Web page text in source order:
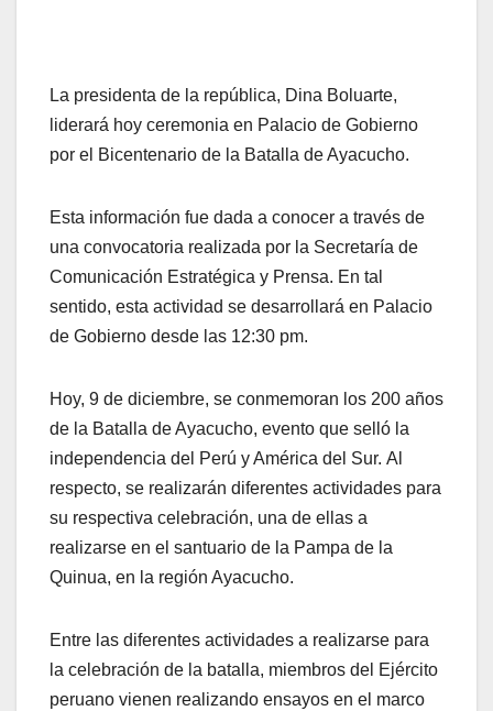
La presidenta de la república, Dina Boluarte,
liderará hoy ceremonia en Palacio de Gobierno
por el Bicentenario de la Batalla de Ayacucho.
Esta información fue dada a conocer a través de
una convocatoria realizada por la Secretaría de
Comunicación Estratégica y Prensa. En tal
sentido, esta actividad se desarrollará en Palacio
de Gobierno desde las 12:30 pm.
Hoy, 9 de diciembre, se conmemoran los 200 años
de la Batalla de Ayacucho, evento que selló la
independencia del Perú y América del Sur. Al
respecto, se realizarán diferentes actividades para
su respectiva celebración, una de ellas a
realizarse en el santuario de la Pampa de la
Quinua, en la región Ayacucho.
Entre las diferentes actividades a realizarse para
la celebración de la batalla, miembros del Ejército
peruano vienen realizando ensayos en el marco